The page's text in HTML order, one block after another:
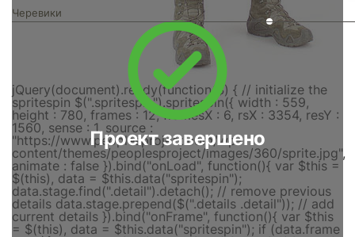
Черевики
Проект завершено